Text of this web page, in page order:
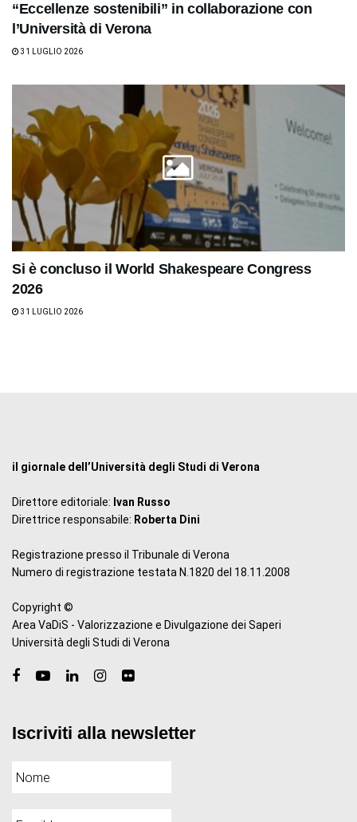
“Eccellenze sostenibili” in collaborazione con
l’Università di Verona
31 LUGLIO 2026
Si è concluso il World Shakespeare Congress
2026
31 LUGLIO 2026
il giornale dell’Università degli Studi di Verona
Direttore editoriale: Ivan Russo
Direttrice responsabile: Roberta Dini
Registrazione presso il Tribunale di Verona
Numero di registrazione testata N.1820 del 18.11.2008
Copyright ©
Area VaDiS - Valorizzazione e Divulgazione dei Saperi
Università degli Studi di Verona
Iscriviti alla newsletter